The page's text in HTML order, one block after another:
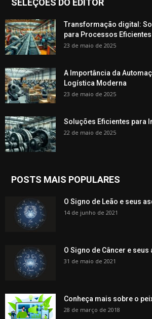
Transformação digital:
para Processos Eficientes
23 de maio de 2025
A Importância da
Logística Moderna
23 de maio de 2025
Soluções Eficientes para
22 de maio de 2025
POSTS MAIS POPULARES
O Signo de Leão e seus
14 de junho de 2021
O Signo de Câncer e seus
31 de maio de 2021
Conheça mais sobre o
28 de março de 2018